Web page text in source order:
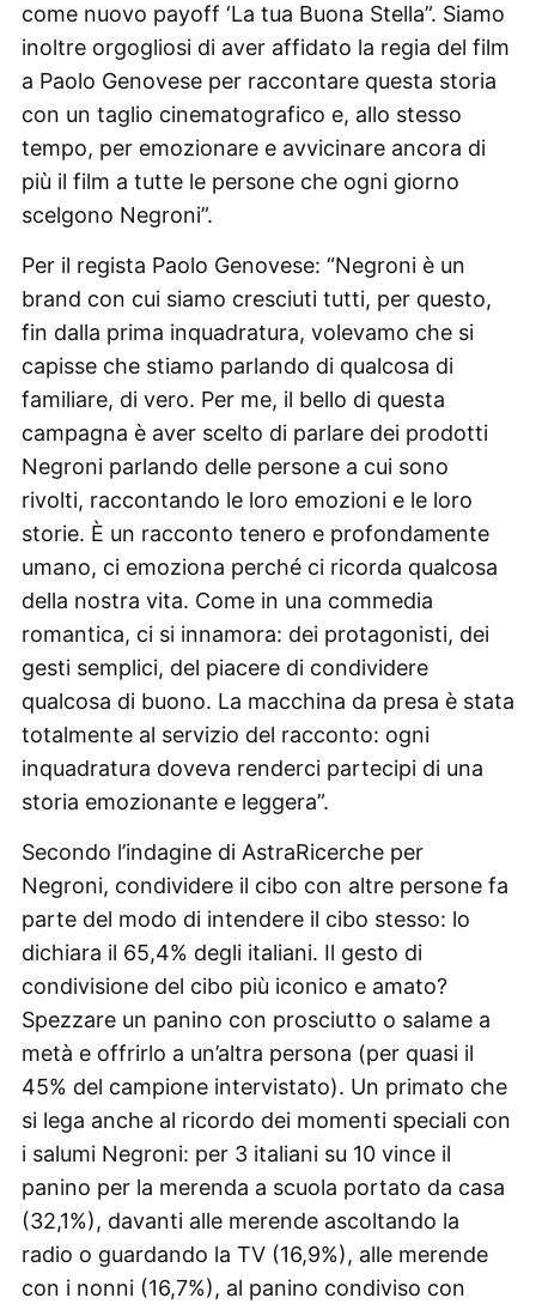
come nuovo payoff ‘La tua Buona Stella”. Siamo
inoltre orgogliosi di aver affidato la regia del film
a Paolo Genovese per raccontare questa storia
con un taglio cinematografico e, allo stesso
tempo, per emozionare e avvicinare ancora di
più il film a tutte le persone che ogni giorno
scelgono Negroni”.
Per il regista Paolo Genovese: “Negroni è un
brand con cui siamo cresciuti tutti, per questo,
fin dalla prima inquadratura, volevamo che si
capisse che stiamo parlando di qualcosa di
familiare, di vero. Per me, il bello di questa
campagna è aver scelto di parlare dei prodotti
Negroni parlando delle persone a cui sono
rivolti, raccontando le loro emozioni e le loro
storie. È un racconto tenero e profondamente
umano, ci emoziona perché ci ricorda qualcosa
della nostra vita. Come in una commedia
romantica, ci si innamora: dei protagonisti, dei
gesti semplici, del piacere di condividere
qualcosa di buono. La macchina da presa è stata
totalmente al servizio del racconto: ogni
inquadratura doveva renderci partecipi di una
storia emozionante e leggera”.
Secondo l’indagine di AstraRicerche per
Negroni, condividere il cibo con altre persone fa
parte del modo di intendere il cibo stesso: lo
dichiara il 65,4% degli italiani. Il gesto di
condivisione del cibo più iconico e amato?
Spezzare un panino con prosciutto o salame a
metà e offrirlo a un’altra persona (per quasi il
45% del campione intervistato). Un primato che
si lega anche al ricordo dei momenti speciali con
i salumi Negroni: per 3 italiani su 10 vince il
panino per la merenda a scuola portato da casa
(32,1%), davanti alle merende ascoltando la
radio o guardando la TV (16,9%), alle merende
con i nonni (16,7%), al panino condiviso con